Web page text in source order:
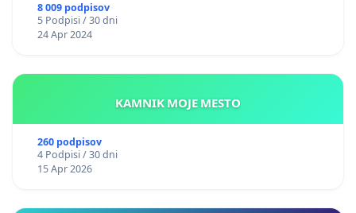
8 009 podpisov
5 Podpisi / 30 dni
24 Apr 2024
KAMNIK MOJE MESTO
260 podpisov
4 Podpisi / 30 dni
15 Apr 2026